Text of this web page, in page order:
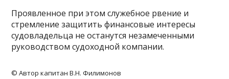
Проявленное при этом служебное рвение и
стремление защитить финансовые интересы
судовладельца не останутся незамеченными
руководством судоходной компании.
© Автор капитан В.Н. Филимонов